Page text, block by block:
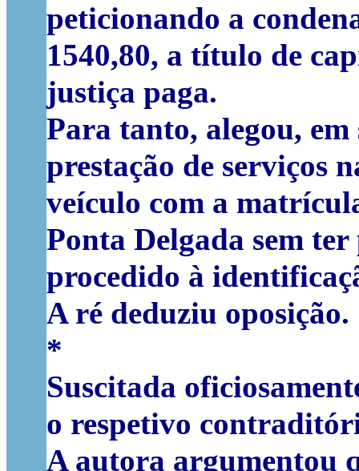
peticionando a
1540,80, a título de
justiça paga.
Para tanto, alegou, em
prestação de serviços
veículo com a
Ponta Delgada sem
procedido à
A ré deduziu oposição.
*
Suscitada
o respetivo
A autora argumentou